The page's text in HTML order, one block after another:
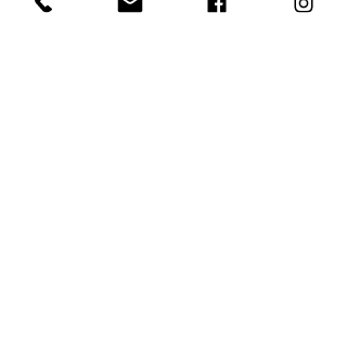
Descriptions